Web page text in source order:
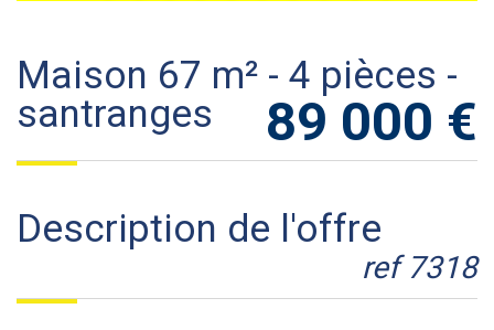
maison 67 m² - 4 pièces -
santranges
89 000 €
description de l'offre
ref 7318